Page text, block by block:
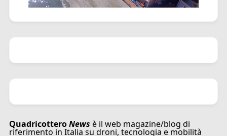
QuadricotteroNews è il web magazine/blog di
riferimento in Italia su droni, tecnologia e mobilità